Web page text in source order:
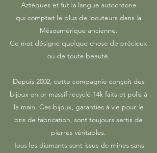
Aztèques et fut la langue autochtone
qui comptait le plus de locuteurs dans la
Mésoamérique ancienne.
Ce mot désigne quelque chose de précieux
ou de toute beauté.
Depuis 2002, cette compagnie conçoit des
bijoux en or massif recyclé 14k faits et polis à
la main. Ces bijoux, garanties à vie pour le
bris de fabrication, sont toujours sertis de
pierres véritables.
Tous les diamants sont issus de mines sans